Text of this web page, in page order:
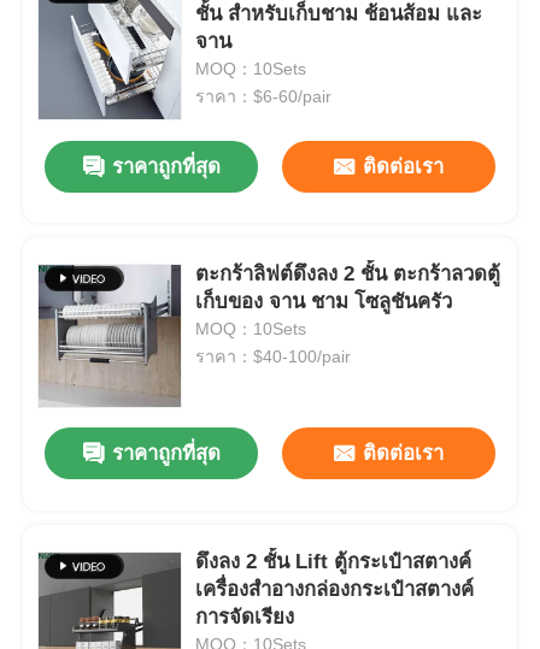
ผลิตภัณฑ์
เกี่ยวกับเรา
ทัวร์โรงงาน
ติดต่อเรา
ข่าว
ทุกกรณี
ขออ้าง
บานพับประตูตู้
ชั้น สำหรับเก็บชาม ช้อนส้อม และ
จาน
MOQ：10Sets
ราคา：$6-60/pair
ราคาถูกที่สุด ติดต่อเรา
ตะกร้าลิฟต์ดึงลง 2 ชั้น ตะกร้าลวดตู้
เก็บของ จาน ชาม โซลูชันครัว
MOQ：10Sets
ราคา：$40-100/pair
ราคาถูกที่สุด ติดต่อเรา
ดึงลง 2 ชั้น Lift ตู้กระเป๋าสตางค์
เครื่องสําอางกล่องกระเป๋าสตางค์
การจัดเรียง
MOQ：10Sets